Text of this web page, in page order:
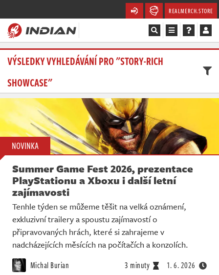
REALMERCH.STORE
Magazín
Recenze
Videa
Soutěže
Databáze
Komunita
Redakce
Živě
VÝSLEDKY VYHLEDÁVÁNÍ PRO "STORY-RICH
SHOWCASE"
NOVINKA
Summer Game Fest 2026, prezentace
PlayStationu a Xboxu i další letní
zajímavosti
Tenhle týden se můžeme těšit na velká oznámení,
exkluzivní trailery a spoustu zajímavostí o
připravovaných hrách, které si zahrajeme v
nadcházejících měsících na počítačích a konzolích.
Michal Burian 3 minuty 1. 6. 2026